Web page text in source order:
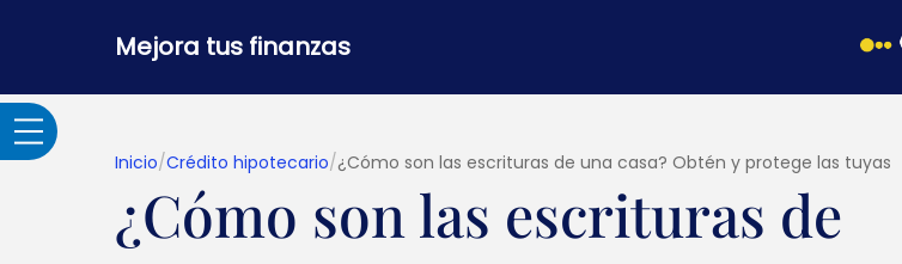
Mejora tus finanzas
Adultos Mayores
Inicio/Crédito hipotecario/¿Cómo son las escrituras de una casa? Obtén y protege las tuyas
¿Cómo son las escrituras de